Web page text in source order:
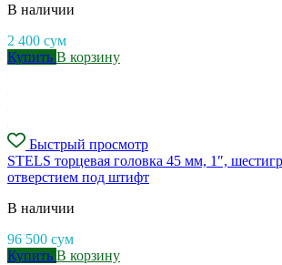
В наличии
2 400 сум
Купить В корзину
Быстрый просмотр
STELS торцевая головка 45 мм, 1″,
отверстием под штифт
В наличии
96 500 сум
Купить В корзину